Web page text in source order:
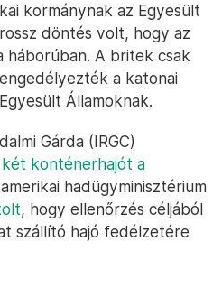
kormánynak az Egyesült
döntés volt, hogy az
A britek csak
a katonai
Államoknak.
Gárda (IRGC)
konténerhajót a
hadügyminisztérium
, hogy ellenőrzés céljából
szállító hajó fedélzetére